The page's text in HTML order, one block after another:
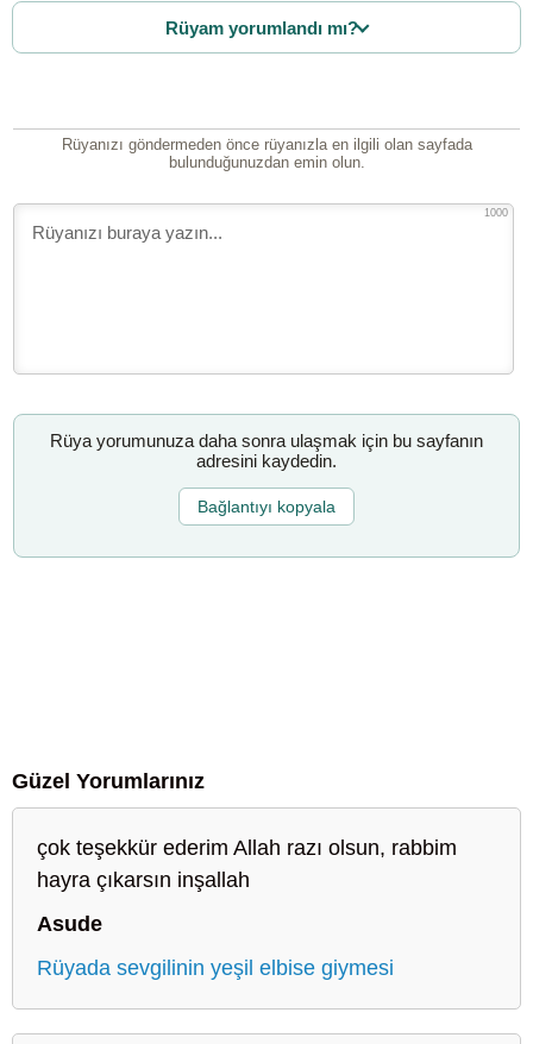
Rüyam yorumlandı mı?
Rüyanızı göndermeden önce rüyanızla en ilgili olan sayfada
bulunduğunuzdan emin olun.
1000
Rüya yorumunuza daha sonra ulaşmak için bu sayfanın
adresini kaydedin.
Bağlantıyı kopyala
Güzel Yorumlarınız
çok teşekkür ederim Allah razı olsun, rabbim
hayra çıkarsın inşallah
Asude
Rüyada sevgilinin yeşil elbise giymesi